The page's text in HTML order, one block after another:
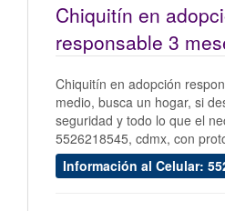
Chiquitín en
responsable 3
Chiquitín en adopción
medio, busca un hogar, si
seguridad y todo lo que el
5526218545, cdmx, con
Información al Celular: